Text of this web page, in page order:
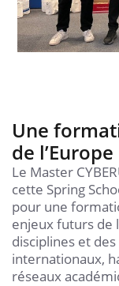
Une
de l’Europe
Le Master
cette Spring
pour une
enjeux futurs de
disciplines et
internationaux,
réseaux